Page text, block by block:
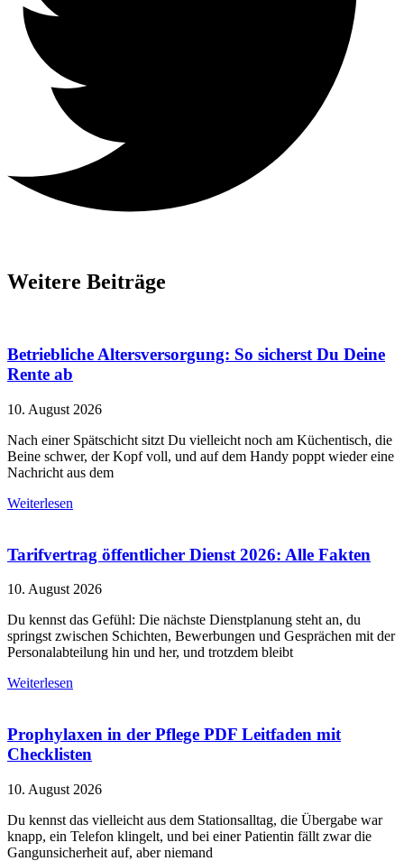
Weitere Beiträge
Betriebliche Altersversorgung: So sicherst Du Deine
Rente ab
10. August 2026
Nach einer Spätschicht sitzt Du vielleicht noch am Küchentisch, die
Beine schwer, der Kopf voll, und auf dem Handy poppt wieder eine
Nachricht aus dem
Weiterlesen
Tarifvertrag öffentlicher Dienst 2026: Alle Fakten
10. August 2026
Du kennst das Gefühl: Die nächste Dienstplanung steht an, du
springst zwischen Schichten, Bewerbungen und Gesprächen mit der
Personalabteilung hin und her, und trotzdem bleibt
Weiterlesen
Prophylaxen in der Pflege PDF Leitfaden mit
Checklisten
10. August 2026
Du kennst das vielleicht aus dem Stationsalltag, die Übergabe war
knapp, ein Telefon klingelt, und bei einer Patientin fällt zwar die
Gangunsicherheit auf, aber niemand